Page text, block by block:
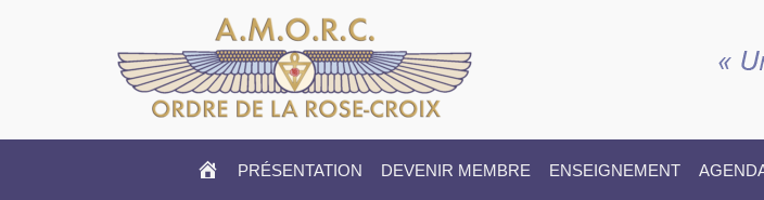
HOME
PRÉSENTATION DEVENIR MEMBRE ENSEIGNEMENT